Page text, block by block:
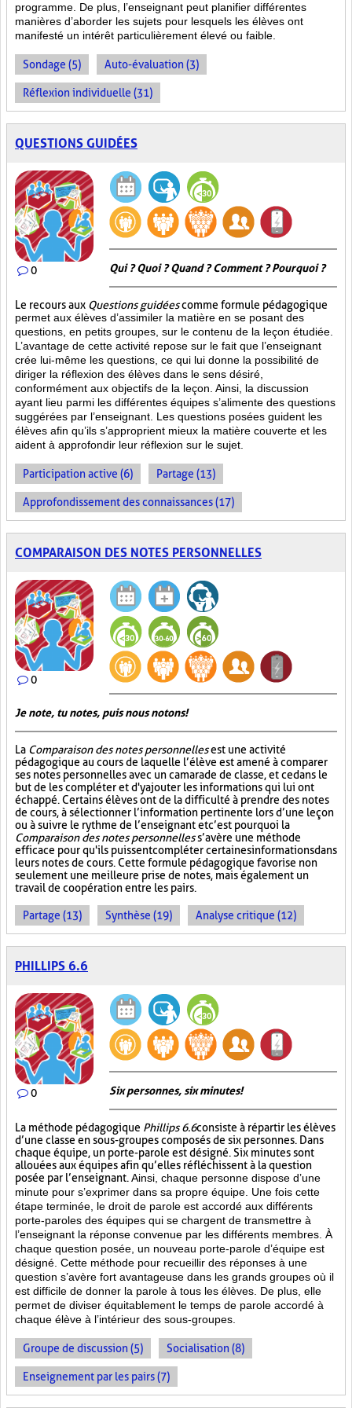
programme. De plus, l’enseignant peut planifier différentes
manières d’aborder les sujets pour lesquels les élèves ont
manifesté un intérêt particulièrement élevé ou faible.
Sondage (5) Auto-évaluation (3)
Réflexion individuelle (31)
QUESTIONS GUIDÉES
0 Qui ? Quoi ? Quand ? Comment ? Pourquoi ?
Le recours aux Questions guidéescomme formule pédagogique
permet aux élèves d’assimiler la matière en se posant des
questions, en petits groupes, sur le contenu de la leçon étudiée.
L’avantage de cette activité repose sur le fait que l’enseignant
crée lui-même les questions, ce qui lui donne la possibilité de
diriger la réflexion des élèves dans le sens désiré,
conformément aux objectifs de la leçon. Ainsi, la discussion
ayant lieu parmi les différentes équipes s’alimente des questions
suggérées par l’enseignant. Les questions posées guident les
élèves afin qu’ils s’approprient mieux la matière couverte et les
aident à approfondir leur réflexion sur le sujet.
Participation active (6) Partage (13)
Approfondissement des connaissances (17)
COMPARAISON DES NOTES PERSONNELLES
0
Je note, tu notes, puis nous notons!
La Comparaison des notes personnellesest une activité
pédagogique au cours de laquelle l’élève est amené à comparer
ses notes personnelles avec un camarade de classe, et ce dans le
but de les compléter et d'y ajouter les informations qui lui ont
échappé. Certains élèves ont de la difficulté à prendre des notes
de cours, à sélectionner l’information pertinente lors d’une leçon
ou à suivre le rythme de l’enseignant et c’est pourquoi la
Comparaison des notes personnelless’avère une méthode
efficace pour qu'ils puissent compléter certaines informations dans
leurs notes de cours. Cette formule pédagogique favorise non
seulement une meilleure prise de notes, mais également un
travail de coopération entre les pairs.
Partage (13) Synthèse (19) Analyse critique (12)
PHILLIPS 6.6
0 Six personnes, six minutes!
La méthode pédagogique Phillips 6.6consiste à répartir les élèves
d’une classe en sous-groupes composés de six personnes. Dans
chaque équipe, un porte-parole est désigné. Six minutes sont
allouées aux équipes afin qu’elles réfléchissent à la question
posée par l’enseignant. Ainsi, chaque personne dispose d’une
minute pour s’exprimer dans sa propre équipe. Une fois cette
étape terminée, le droit de parole est accordé aux différents
porte-paroles des équipes qui se chargent de transmettre à
l’enseignant la réponse convenue par les différents membres. À
chaque question posée, un nouveau porte-parole d’équipe est
désigné. Cette méthode pour recueillir des réponses à une
question s’avère fort avantageuse dans les grands groupes où il
est difficile de donner la parole à tous les élèves. De plus, elle
permet de diviser équitablement le temps de parole accordé à
chaque élève à l’intérieur des sous-groupes.
Groupe de discussion (5) Socialisation (8)
Enseignement par les pairs (7)